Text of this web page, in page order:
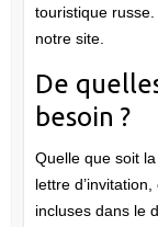
touristique
notre site.
De
besoin ?
Quelle que soit
lettre
incluses dans le